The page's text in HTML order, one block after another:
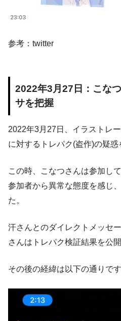
参考：twitter
2022年3月27日：こな
サを把握
2022年3月27日、イラストレ
に対するトレパク(盗作)の疑惑
この時、こなつさんは参加し
参加者から異常な態度を感じ
た。
汗さんとのダイレクトメッセ
さんはトレパク検証結果を公
その後の経緯は以下の通りです